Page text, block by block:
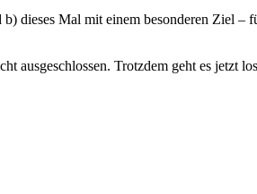
dieses Mal mit einem besonderen Ziel –
ausgeschlossen. Trotzdem geht es jetzt